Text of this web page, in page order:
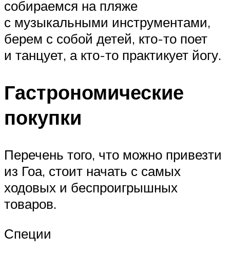
собираемся на пляже
с музыкальными инструментами,
берем с собой детей, кто-то поет
и танцует, а кто-то практикует йогу.
Гастрономические
покупки
Перечень того, что можно привезти
из Гоа, стоит начать с самых
ходовых и беспроигрышных
товаров.
Специи